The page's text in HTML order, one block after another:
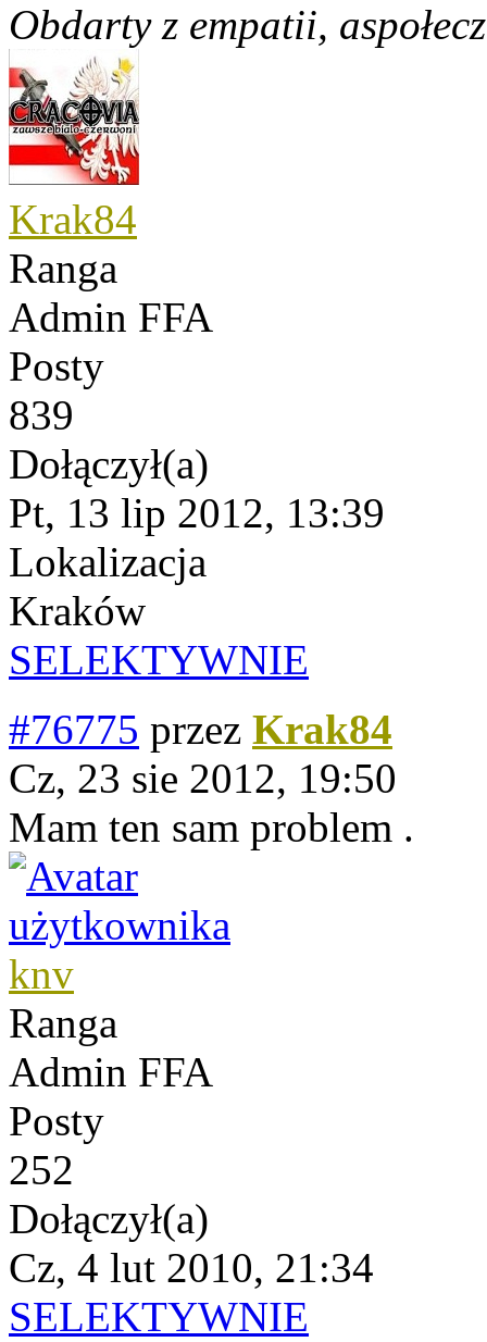
Obdarty z empatii,
Krak84
Ranga
Admin FFA
Posty
839
Dołączył(a)
Pt, 13 lip 2012, 13:39
Lokalizacja
Kraków
SELEKTYWNIE
#76775 przez Krak84
Cz, 23 sie 2012, 19:50
Mam ten sam problem .
knv
Ranga
Admin FFA
Posty
252
Dołączył(a)
Cz, 4 lut 2010, 21:34
SELEKTYWNIE